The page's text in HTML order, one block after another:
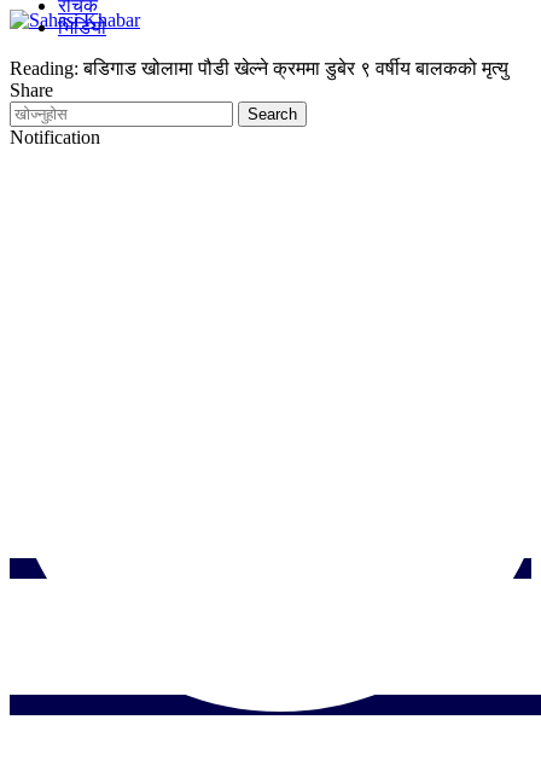
रोचक
भिडियो
Reading: बडिगाड खोलामा पौडी खेल्ने क्रममा डुबेर ९ वर्षीय बालकको मृत्यु
Share
Notification